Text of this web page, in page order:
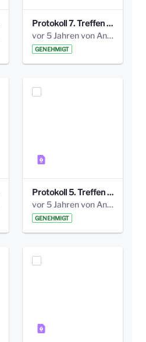
Protokoll 7. Treffen 20150308 AG Bismarckplatz.pdf
vor 5 Jahren von Anni Schlumberger
GENEHMIGT
Protokoll 5. Treffen 20141208 AG Bismarkplatz.pdf
vor 5 Jahren von Anni Schlumberger
GENEHMIGT